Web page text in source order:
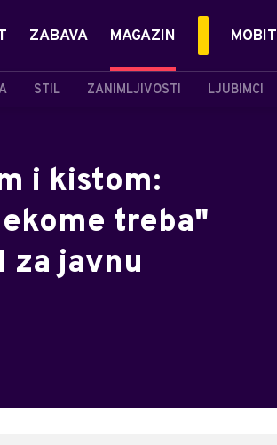
ZABAVA MAGAZIN
STIL ZANIMLJIVOSTI LJUBIMCI
MOBIT
i kistom:
treba"
za javnu